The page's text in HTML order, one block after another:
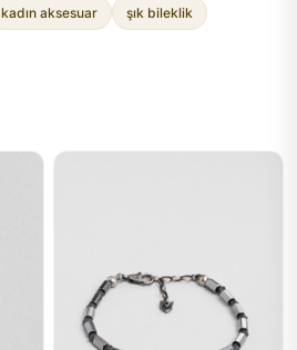
kadın aksesuar şık bileklik